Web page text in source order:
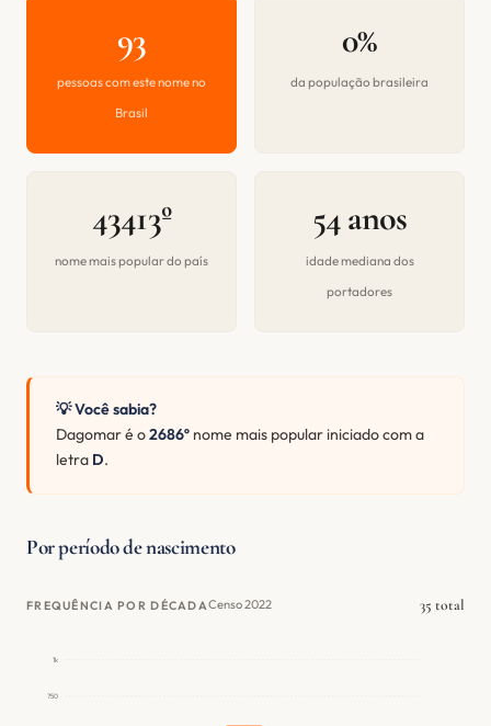
93
pessoas com este nome no
Brasil
0%
da população brasileira
43413º
nome mais popular do país
54 anos
idade mediana dos
portadores
💡 Você sabia?
Dagomar é o2686º nome mais popular iniciado com a
letra D.
Por período de nascimento
FREQUÊNCIA POR DÉCADACenso 2022 35 total
750
1k